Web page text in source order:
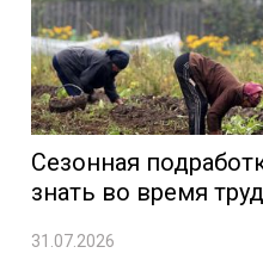
Сезонная
знать во время
31.07.2026